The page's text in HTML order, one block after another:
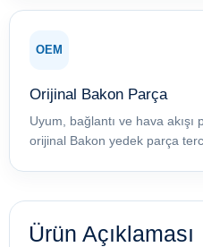
OEM
Orijinal Bakon Parça
Uyum, bağlantı ve hava akışı
orijinal Bakon yedek parça
Ürün Açıklaması